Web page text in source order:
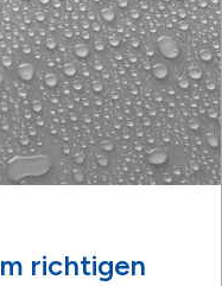
richtigen